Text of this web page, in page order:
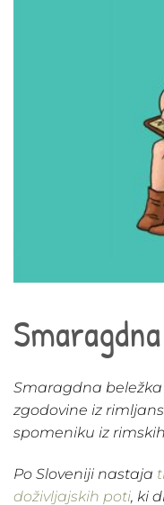
Smaragdna
zgodovine iz
spomeniku iz
Po Sloveniji nastaja
doživljajskih poti, ki